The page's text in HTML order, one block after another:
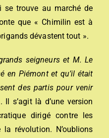
se trouve au marché de
que « Chimilin est à
dévastent tout ».
seigneurs et M. Le
en Piémont et qu’il était
des partis pour venir
Il s’agit là d’une version
dirigé contre les
révolution. N’oublions